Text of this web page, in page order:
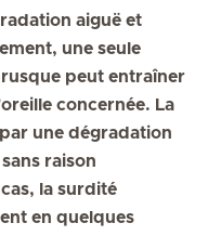
aiguë et
une seule
peut entraîner
concernée. La
une dégradation
raison
la surdité
en quelques